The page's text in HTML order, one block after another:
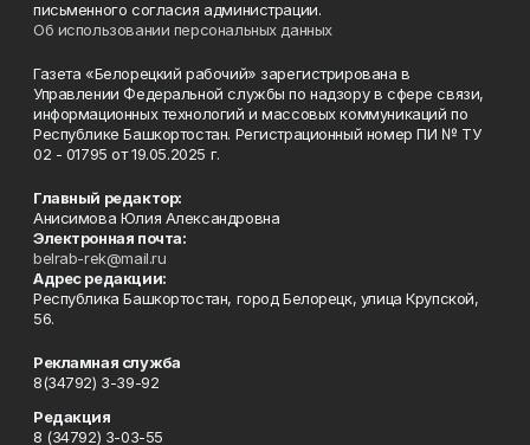
письменного согласия администрации.
Об использовании персональных данных
Газета «Белорецкий рабочий» зарегистрирована в
Управлении Федеральной службы по надзору в сфере связи,
информационных технологий и массовых коммуникаций по
Республике Башкортостан. Регистрационный номер ПИ № ТУ
02 - 01795 от 19.05.2025 г.
Главный редактор:
Анисимова Юлия Александровна
Электронная почта:
belrab-rek@mail.ru
Адрес редакции:
Республика Башкортостан, город Белорецк, улица Крупской,
56.
Рекламная служба
8(34792) 3-39-92
Редакция
8 (34792) 3-03-55